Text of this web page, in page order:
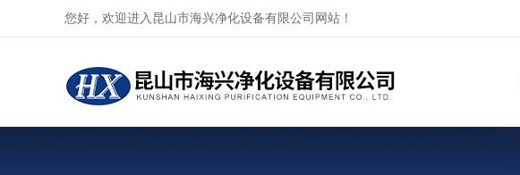
您好，欢迎进入昆山市海兴净化设备有限公司网站！